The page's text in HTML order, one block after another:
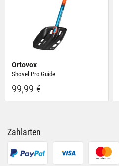
Ortovox
Shovel Pro Guide
99,99 €
Zahlarten